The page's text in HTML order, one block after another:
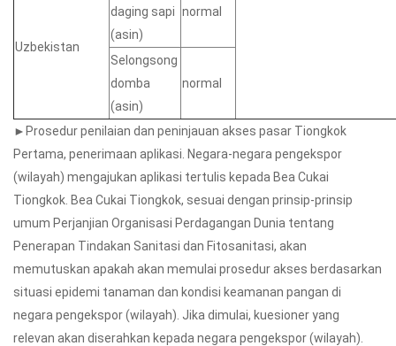
Uzbekistan
daging sapi
(asin)
normal
Selongsong
domba
(asin)
normal
►Prosedur penilaian dan peninjauan akses pasar Tiongkok
Pertama, penerimaan aplikasi. Negara-negara pengekspor
(wilayah) mengajukan aplikasi tertulis kepada Bea Cukai
Tiongkok. Bea Cukai Tiongkok, sesuai dengan prinsip-prinsip
umum Perjanjian Organisasi Perdagangan Dunia tentang
Penerapan Tindakan Sanitasi dan Fitosanitasi, akan
memutuskan apakah akan memulai prosedur akses berdasarkan
situasi epidemi tanaman dan kondisi keamanan pangan di
negara pengekspor (wilayah). Jika dimulai, kuesioner yang
relevan akan diserahkan kepada negara pengekspor (wilayah).